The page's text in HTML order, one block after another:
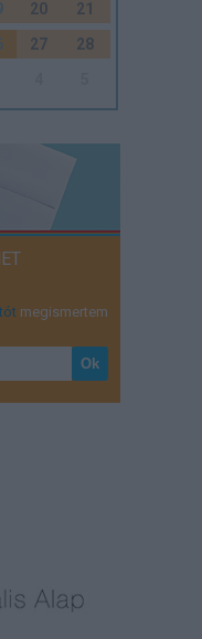
20
21
27
28
megismertem